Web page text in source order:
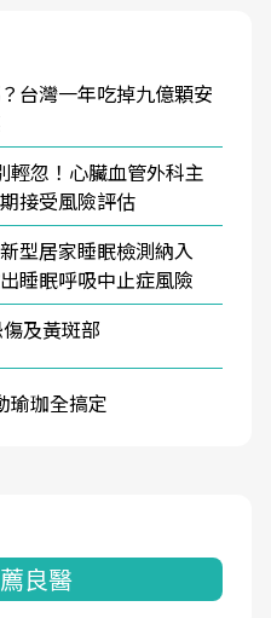
台灣一年吃掉九億顆安
輕忽！心臟血管外科主
接受風險評估
型居家睡眠檢測納入
睡眠呼吸中止症風險
及黃斑部
瑜珈全搞定
良醫